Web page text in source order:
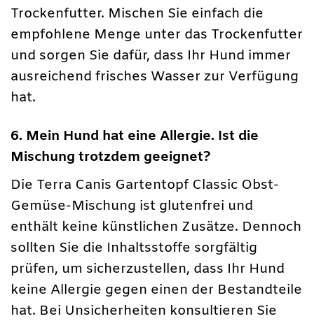
Trockenfutter. Mischen Sie einfach die
empfohlene Menge unter das Trockenfutter
und sorgen Sie dafür, dass Ihr Hund immer
ausreichend frisches Wasser zur Verfügung
hat.
6. Mein Hund hat eine Allergie. Ist die
Mischung trotzdem geeignet?
Die Terra Canis Gartentopf Classic Obst-
Gemüse-Mischung ist glutenfrei und
enthält keine künstlichen Zusätze. Dennoch
sollten Sie die Inhaltsstoffe sorgfältig
prüfen, um sicherzustellen, dass Ihr Hund
keine Allergie gegen einen der Bestandteile
hat. Bei Unsicherheiten konsultieren Sie